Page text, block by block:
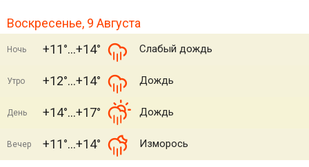
Воскресенье, 9 Августа
Ночь +11° +14° Слабый дождь
Утро +12° +14° Дождь
День +14° +17° Дождь
Вечер +11° +14° Изморось